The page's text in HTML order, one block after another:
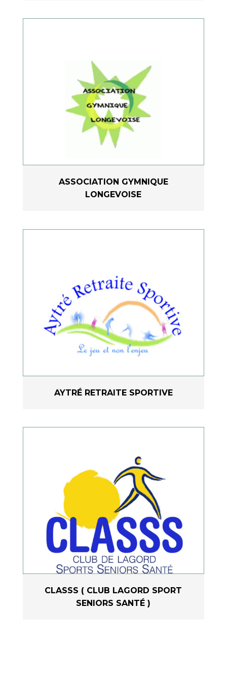
ASSOCIATION GYMNIQUE
LONGEVOISE
AYTRÉ RETRAITE SPORTIVE
CLASSS ( CLUB LAGORD SPORT
SENIORS SANTÉ )